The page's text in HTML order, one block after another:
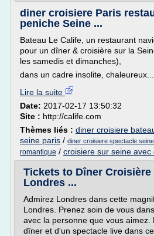
diner croisiere Paris
peniche Seine ...
Bateau Le Calife, un restaurant
pour un dîner & croisière sur la
les samedis et dimanches),
dans un cadre insolite, chaleureux...
Lire la suite
Date: 2017-02-17 13:50:32
Site : http://calife.com
Thèmes liés : diner croisiere
seine paris / diner croisiere spectacle seine
romantique / croisiere sur seine avec
Tickets to Dîner Croisière
Londres ...
Admirez Londres dans cette
Londres. Prenez soin de vous
avec la personne que vous aimez.
dîner et d'un spectacle live dans